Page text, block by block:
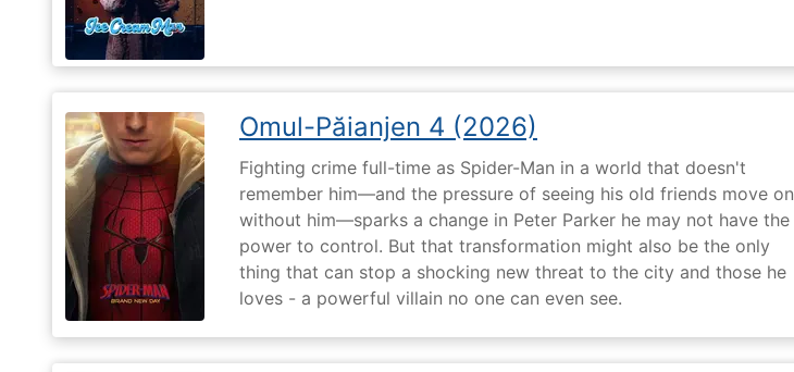
Omul-Păianjen 4 (2026)
Fighting crime full-time as Spider-Man in a world that doesn't
remember him—and the pressure of seeing his old friends move on
without him—sparks a change in Peter Parker he may not have the
power to control. But that transformation might also be the only
thing that can stop a shocking new threat to the city and those he
loves - a powerful villain no one can even see.